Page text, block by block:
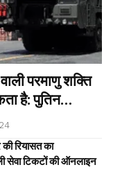
परमाणु शक्ति
है: पुतिन…
रियासत का
सेवा टिकटों की ऑनलाइन